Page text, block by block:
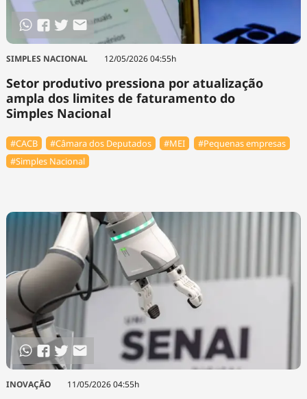
SIMPLES NACIONAL 12/05/2026 04:55h
Setor produtivo pressiona por atualização
ampla dos limites de faturamento do
Simples Nacional
#⁠CACB #Câmara dos Deputados #MEI
#Pequenas empresas
#Simples Nacional
INOVAÇÃO 11/05/2026 04:55h